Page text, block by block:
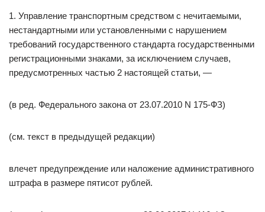
1. Управление транспортным средством с нечитаемыми,
нестандартными или установленными с нарушением
требований государственного стандарта государственными
регистрационными знаками, за исключением случаев,
предусмотренных частью 2 настоящей статьи, —
(в ред. Федерального закона от 23.07.2010 N 175-ФЗ)
(см. текст в предыдущей редакции)
влечет предупреждение или наложение административного
штрафа в размере пятисот рублей.